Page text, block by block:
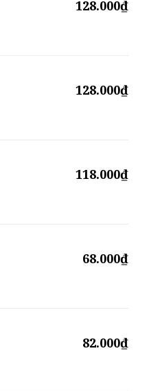
128.000₫
128.000₫
118.000₫
68.000₫
82.000₫